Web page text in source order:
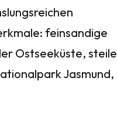
feinsandige
Ostseeküste, steile
Jasmund,